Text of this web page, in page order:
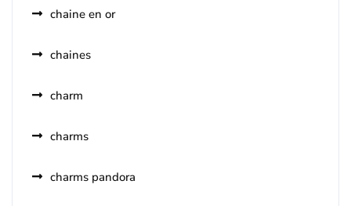
chaine en or
chaines
charm
charms
charms pandora